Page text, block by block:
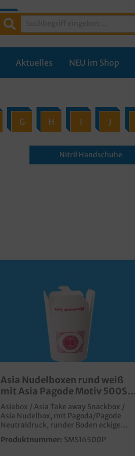
Aktuelles NEU im Shop
G H I J
Nitril Handschuhe
Asia Nudelboxen rund weiß
mit Asia Pagode Motiv 500St
versch. Größen wählbar
Asiabox / Asia Take away Snackbox /
Asia Nudelbox, mit Pagoda/Pagode
Neutraldruck, runder Boden eckige
Faltschließe, 500 Stück im Karton
Heben Sie Ihren Lieferdienst oder Ihr
Produktnummer: SMS16500P